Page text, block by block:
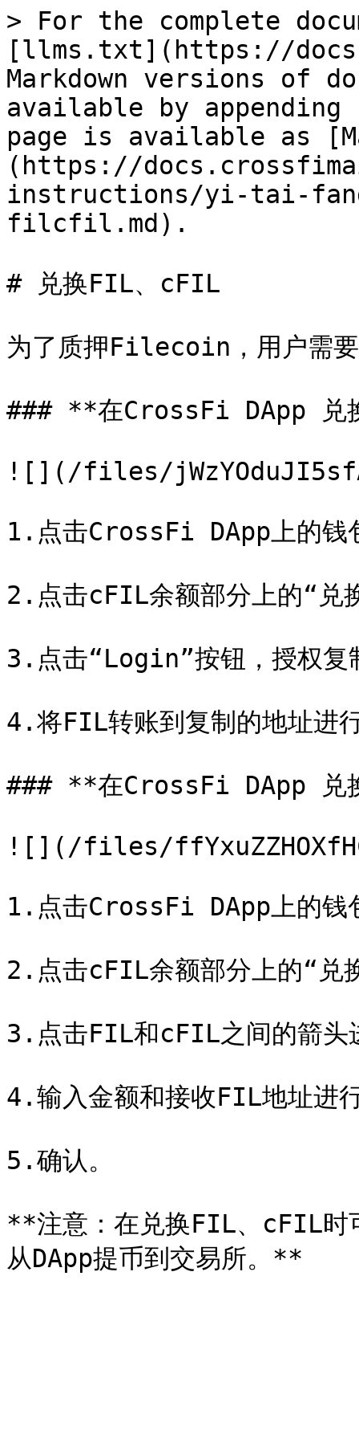
> For the complete
[llms.txt](https://
Markdown versions of
available by
page is available as
(https://
instructions/yi-tai-
filcfil.md).
# 兑换FIL、cFIL
为了质押Filecoin，用户需
### **在CrossFi DApp
![](/files/
1.点击CrossFi DApp上的钱
2.点击cFIL余额部分上的“兑
3.点击“Login”按钮，授权复
4.将FIL转账到复制的地址进
### **在CrossFi DApp
![](/files/
1.点击CrossFi DApp上的钱
2.点击cFIL余额部分上的“兑
3.点击FIL和cFIL之间的箭头
4.输入金额和接收FIL地址进
5.确认。
**注意：在兑换FIL、cFIL时